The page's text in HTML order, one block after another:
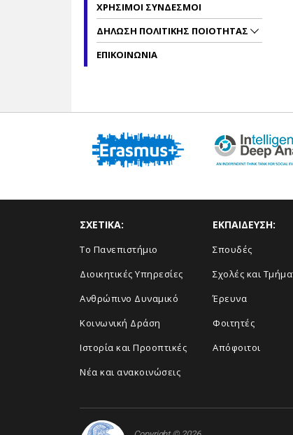
ΧΡΗΣΙΜΟΙ ΣΥΝΔΕΣΜΟΙ
ΔΗΛΩΣΗ ΠΟΛΙΤΙΚΗΣ ΠΟΙΟΤΗΤΑΣ
ΕΠΙΚΟΙΝΩΝΙΑ
ΣΧΕΤΙΚΑ:
Το Πανεπιστήμιο
Διοικητικές Υπηρεσίες
Ανθρώπινο Δυναμικό
Κοινωνική Δράση
Ιστορία και Προοπτικές
Νέα και ανακοινώσεις
ΕΚΠΑΙΔΕΥΣΗ:
Σπουδές
Σχολές και
Έρευνα
Φοιτητές
Απόφοιτοι